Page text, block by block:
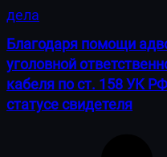
дела
Благодаря помощи
уголовной
кабеля по ст. 158 УК
статусе свидетеля